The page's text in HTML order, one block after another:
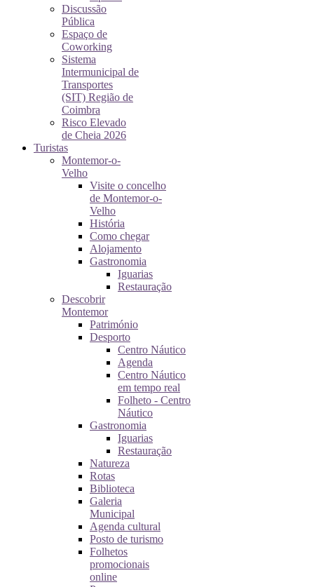
Discussão
Pública
Espaço de
Coworking
Sistema
Intermunicipal de
Transportes
(SIT) Região de
Coimbra
Risco Elevado
de Cheia 2026
Turistas
Montemor-o-
Velho
Visite o concelho
de Montemor-o-
Velho
História
Como chegar
Alojamento
Gastronomia
Iguarias
Restauração
Descobrir
Montemor
Património
Desporto
Centro Náutico
Agenda
Centro Náutico
em tempo real
Folheto - Centro
Náutico
Gastronomia
Iguarias
Restauração
Natureza
Rotas
Biblioteca
Galeria
Municipal
Agenda cultural
Posto de turismo
Folhetos
promocionais
online